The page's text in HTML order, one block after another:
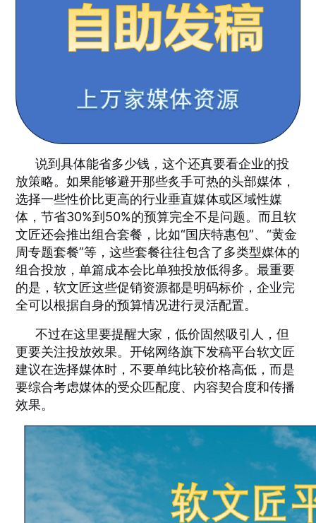
说到具体能省多少钱，这个还真要看企业的投
放策略。如果能够避开那些炙手可热的头部媒体，
选择一些性价比更高的行业垂直媒体或区域性媒
体，节省30%到50%的预算完全不是问题。而且软
文匠还会推出组合套餐，比如“国庆特惠包”、“黄金
周专题套餐”等，这些套餐往往包含了多类型媒体的
组合投放，单篇成本会比单独投放低得多。最重要
的是，软文匠这些促销资源都是明码标价，企业完
全可以根据自身的预算情况进行灵活配置。
不过在这里要提醒大家，低价固然吸引人，但
更要关注投放效果。开铭网络旗下发稿平台软文匠
建议在选择媒体时，不要单纯比较价格高低，而是
要综合考虑媒体的受众匹配度、内容契合度和传播
效果。